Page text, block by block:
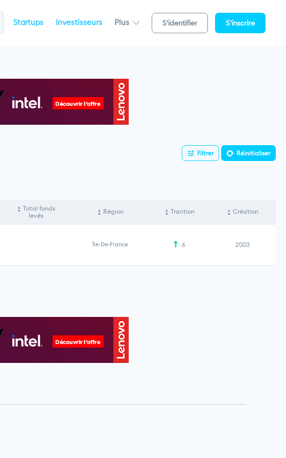
Startups Investisseurs Plus S'identifier S'inscrire
Filtrer Réinitialiser
Total fonds
levés
Région Traction Création
Île-De-France 6 2003